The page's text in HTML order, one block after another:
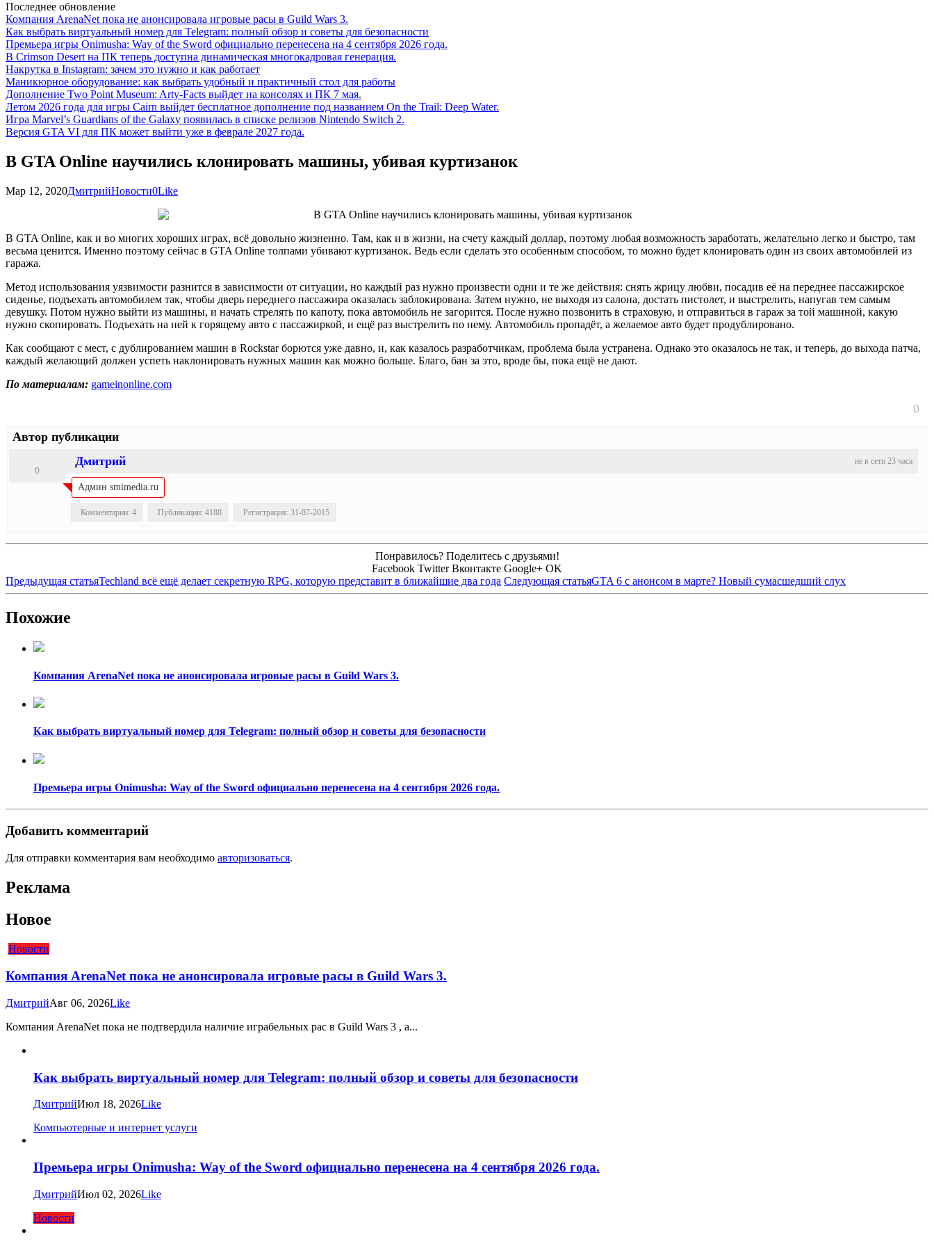
Последнее обновление
Компания ArenaNet пока не анонсировала игровые расы в Guild Wars 3.
Как выбрать виртуальный номер для Telegram: полный обзор и советы для безопасности
Премьера игры Onimusha: Way of the Sword официально перенесена на 4 сентября 2026 года.
В Crimson Desert на ПК теперь доступна динамическая многокадровая генерация.
Накрутка в Instagram: зачем это нужно и как работает
Маникюрное оборудование: как выбрать удобный и практичный стол для работы
Дополнение Two Point Museum: Arty-Facts выйдет на консолях и ПК 7 мая.
Летом 2026 года для игры Cairn выйдет бесплатное дополнение под названием On the Trail: Deep Water.
Игра Marvel’s Guardians of the Galaxy появилась в списке релизов Nintendo Switch 2.
Версия GTA VI для ПК может выйти уже в феврале 2027 года.
В GTA Online научились клонировать машины, убивая куртизанок
Мар 12, 2020ДмитрийНовости0Like
В GTA Online, как и во многих хороших играх, всё довольно жизненно. Там, как и в жизни, на счету каждый доллар, поэтому любая возможность заработать, желательно легко и быстро, там
весьма ценится. Именно поэтому сейчас в GTA Online толпами убивают куртизанок. Ведь если сделать это особенным способом, то можно будет клонировать один из своих автомобилей из
гаража.
Метод использования уязвимости разнится в зависимости от ситуации, но каждый раз нужно произвести одни и те же действия: снять жрицу любви, посадив её на переднее пассажирское
сиденье, подъехать автомобилем так, чтобы дверь переднего пассажира оказалась заблокирована. Затем нужно, не выходя из салона, достать пистолет, и выстрелить, напугав тем самым
девушку. Потом нужно выйти из машины, и начать стрелять по капоту, пока автомобиль не загорится. После нужно позвонить в страховую, и отправиться в гараж за той машиной, какую
нужно скопировать. Подъехать на ней к горящему авто с пассажиркой, и ещё раз выстрелить по нему. Автомобиль пропадёт, а желаемое авто будет продублировано.
Как сообщают с мест, с дублированием машин в Rockstar борются уже давно, и, как казалось разработчикам, проблема была устранена. Однако это оказалось не так, и теперь, до выхода патча,
каждый желающий должен успеть наклонировать нужных машин как можно больше. Благо, бан за это, вроде бы, пока ещё не дают.
По материалам: gameinonline.com
0
Автор публикации
не в сети 23 часа
Дмитрий
0
Админ smimedia.ru
Комментарии: 4 Публикации: 4188 Регистрация: 31-07-2015
Понравилось? Поделитесь с друзьями!
Facebook Twitter Вконтакте Google+ OK
Предыдущая статьяTechland всё ещё делает секретную RPG, которую представит в ближайшие два года Следующая статьяGTA 6 с анонсом в марте? Новый сумасшедший слух
Похожие
Компания ArenaNet пока не анонсировала игровые расы в Guild Wars 3.
Как выбрать виртуальный номер для Telegram: полный обзор и советы для безопасности
Премьера игры Onimusha: Way of the Sword официально перенесена на 4 сентября 2026 года.
Добавить комментарий
Для отправки комментария вам необходимо авторизоваться.
Реклама
Новое
Новости
Компания ArenaNet пока не анонсировала игровые расы в Guild Wars 3.
ДмитрийАвг 06, 2026Like
Компания ArenaNet пока не подтвердила наличие играбельных рас в Guild Wars 3 , а...
Как выбрать виртуальный номер для Telegram: полный обзор и советы для безопасности
ДмитрийИюл 18, 2026Like
Компьютерные и интернет услуги
Премьера игры Onimusha: Way of the Sword официально перенесена на 4 сентября 2026 года.
ДмитрийИюл 02, 2026Like
Новости